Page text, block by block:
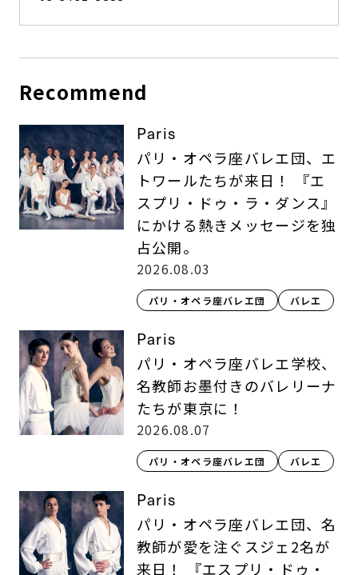
Recommend
Paris
パリ・オペラ座バレエ団、エ
トワールたちが来日！ 『エ
スプリ・ドゥ・ラ・ダンス』
にかける熱きメッセージを独
占公開。
2026.08.03
パリ・オペラ座バレエ団 バレエ
Paris
パリ・オペラ座バレエ学校、
名教師お墨付きのバレリーナ
たちが東京に！
2026.08.07
パリ・オペラ座バレエ団 バレエ
Paris
パリ・オペラ座バレエ団、名
教師が愛を注ぐスジェ2名が
来日！ 『エスプリ・ドゥ・